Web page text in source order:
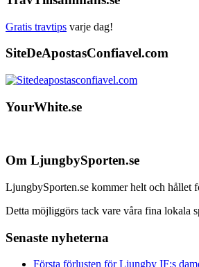
Gratis travtips varje dag!
SiteDeApostasConfiavel.com
YourWhite.se
Footer
Om LjungbySporten.se
LjungbySporten.se kommer helt och hållet
Detta möjliggörs tack vare våra fina lokala
Senaste nyheterna
Första förlusten för Ljungby IF:s